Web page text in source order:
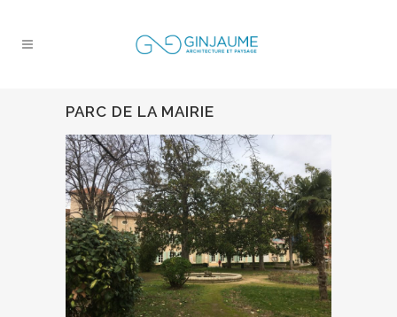
PARC DE LA MAIRIE